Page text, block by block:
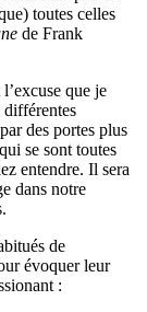
toutes celles
de Frank
que je
différentes
des portes plus
se sont toutes
entendre. Il sera
dans notre
de
évoquer leur
: